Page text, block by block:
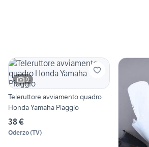
9
Teleruttore avviamento quadro
Honda Yamaha Piaggio
38 €
Oderzo(TV)